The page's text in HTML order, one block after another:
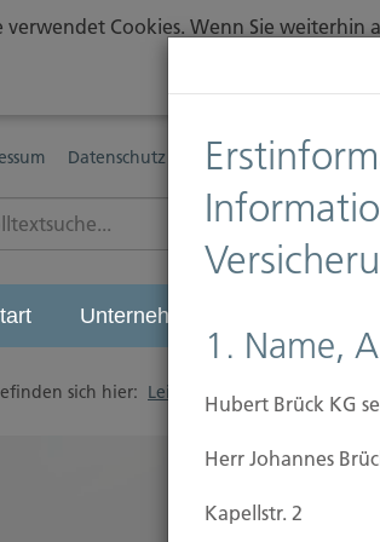
verwendet Cookies. Wenn Sie
Datenschutz Erstinformationspflichten
Unternehmen
sich hier: Leistungen Leben
1. Name,
Hubert Brück KG
Herr Johannes
Kapellstr. 2